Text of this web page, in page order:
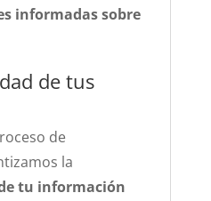
informadas sobre
de tus
de
la
tu información